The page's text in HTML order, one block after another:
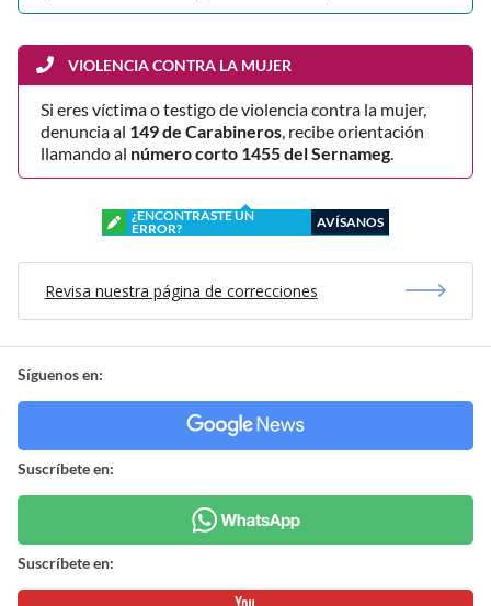
VIOLENCIA CONTRA LA MUJER
Si eres víctima o testigo de violencia contra la mujer,
denuncia al 149 de Carabineros , recibe orientación
llamando al número corto 1455 del Sernameg
¿ENCONTRASTE UN
ERROR?
AVÍSANOS
Revisa nuestra página de correcciones
Síguenos en:
Suscríbete en:
Suscríbete en: